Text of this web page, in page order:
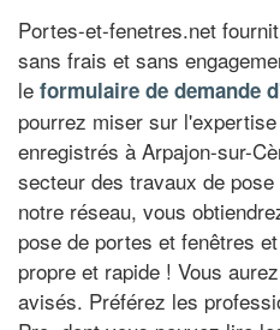
Portes-et-fenetres.net
sans frais et sans
le formulaire de demande
pourrez miser sur
enregistrés à Arpajon-sur-
secteur des travaux de
notre réseau, vous
pose de portes et fenêtres
propre et rapide ! Vous
avisés. Préférez les